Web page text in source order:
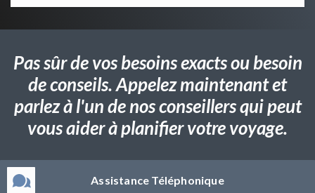
Pas sûr de vos besoins exacts ou besoin
de conseils. Appelez maintenant et
parlez à l'un de nos conseillers qui peut
vous aider à planifier votre voyage.
Assistance Téléphonique